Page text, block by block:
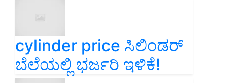
cylinder price ಸಿಲಿಂಡರ್‌
ಬೆಲೆಯಲ್ಲಿ ಭರ್ಜರಿ ಇಳಿಕೆ!